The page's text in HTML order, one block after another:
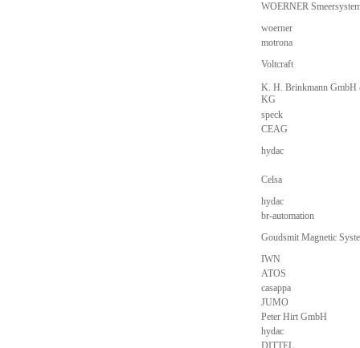
WOERNER
woerner
motrona
Voltcraft
K. H. Brinkmann GmbH
KG
speck
CEAG
hydac
Celsa
hydac
br-automation
Goudsmit Magnetic
IWN
ATOS
casappa
JUMO
Peter Hirt GmbH
hydac
DITTEL